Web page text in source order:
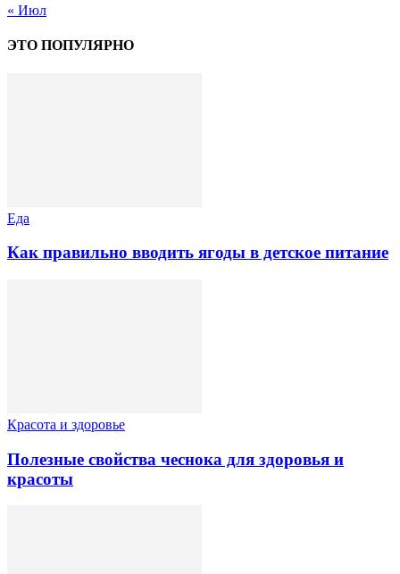
« Июл
ЭТО ПОПУЛЯРНО
Еда
Как правильно вводить ягоды в детское питание
Красота и здоровье
Полезные свойства чеснока для здоровья и
красоты